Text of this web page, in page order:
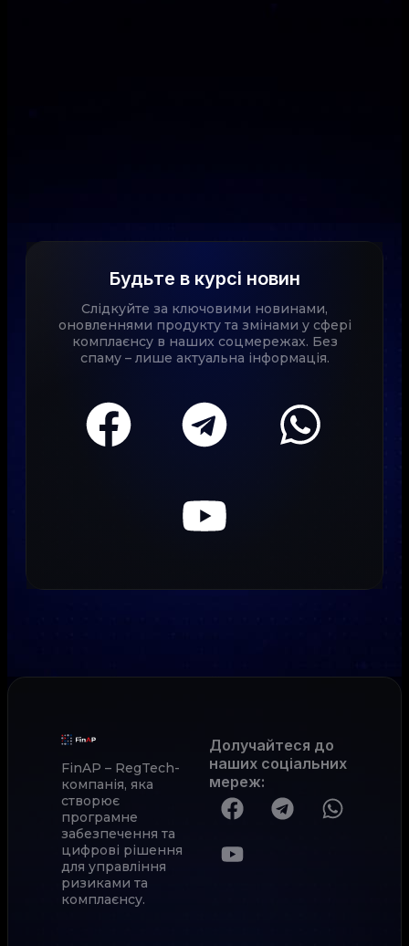
Будьте в курсі новин
Слідкуйте за ключовими новинами,
оновленнями продукту та змінами у сфері
комплаєнсу в наших соцмережах. Без
спаму – лише актуальна інформація.
FinAP – RegTech-
компанія, яка
створює
програмне
забезпечення та
цифрові рішення
для управління
ризиками та
комплаєнсу.
Долучайтеся до
наших соціальних
мереж: